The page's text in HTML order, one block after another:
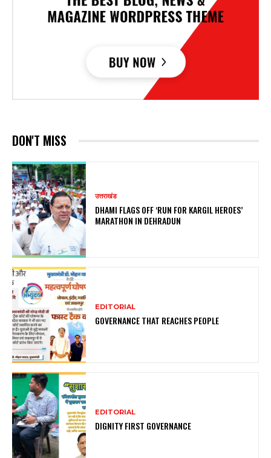
DON'T MISS
उत्तराखंड
DHAMI FLAGS OFF ‘RUN FOR KARGIL HEROES’
MARATHON IN DEHRADUN
EDITORIAL
GOVERNANCE THAT REACHES PEOPLE
EDITORIAL
DIGNITY FIRST GOVERNANCE